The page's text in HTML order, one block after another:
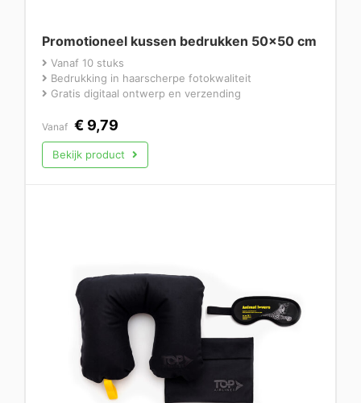
Promotioneel kussen bedrukken 50×50 cm
Vanaf 10 stuks
Bedrukking in haarscherpe fotokwaliteit
Gratis digitaal ontwerp en verzending
Vanaf € 9,79
Bekijk product